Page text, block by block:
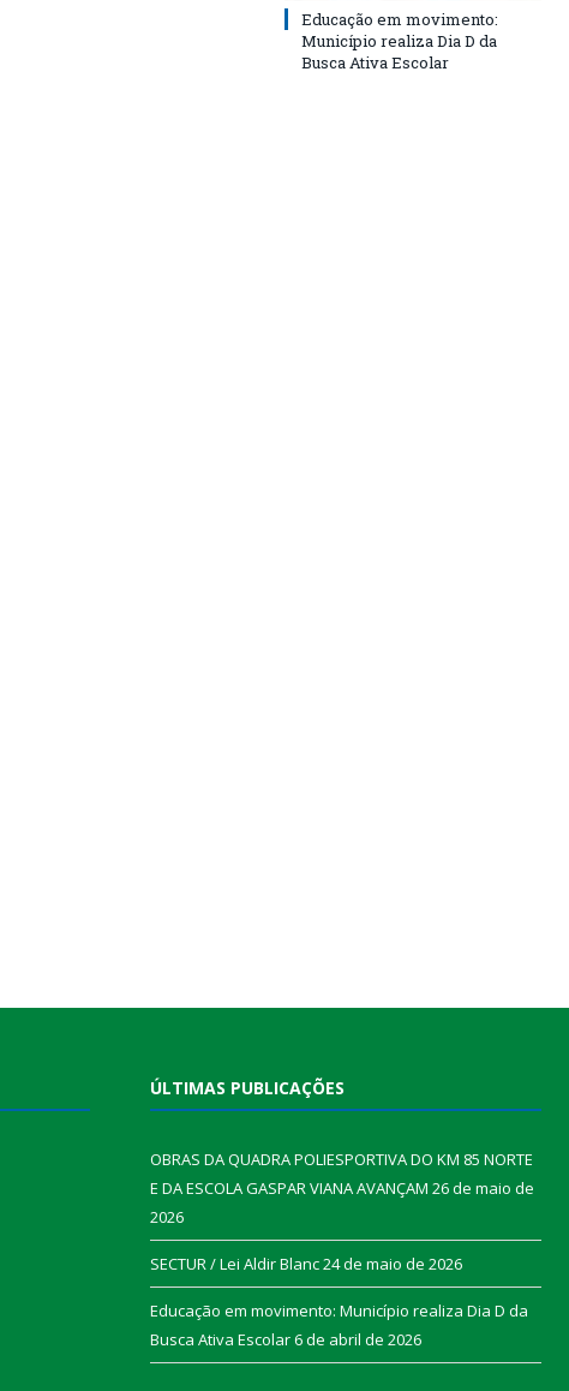
Educação em movimento:
Município realiza Dia D da
Busca Ativa Escolar
ÚLTIMAS PUBLICAÇÕES
OBRAS DA QUADRA POLIESPORTIVA DO KM 85 NORTE
E DA ESCOLA GASPAR VIANA AVANÇAM 26 de maio de
2026
SECTUR / Lei Aldir Blanc24 de maio de 2026
Educação em movimento: Município realiza Dia D da
Busca Ativa Escolar6 de abril de 2026